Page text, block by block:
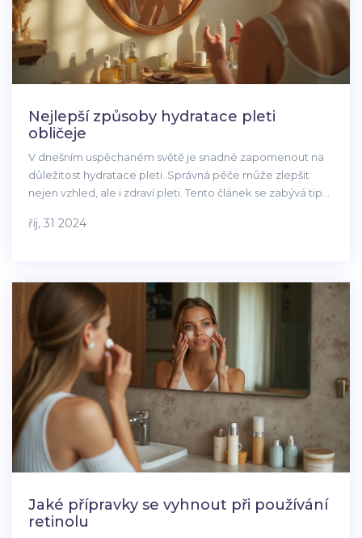
Nejlepší způsoby hydratace pleti
obličeje
V dnešním uspěchaném světě je snadné zapomenout na
důležitost hydratace pleti. Správná péče může zlepšit
nejen vzhled, ale i zdraví pleti. Tento článek se zabývá tipy
Podíváme se na vhodné přípravky, které můžete začlenit
říj, 31 2024
Jaké přípravky se vyhnout při používání
retinolu